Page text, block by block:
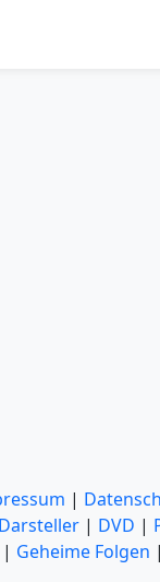
|
Darsteller | DVD |
| Geheime Folgen |